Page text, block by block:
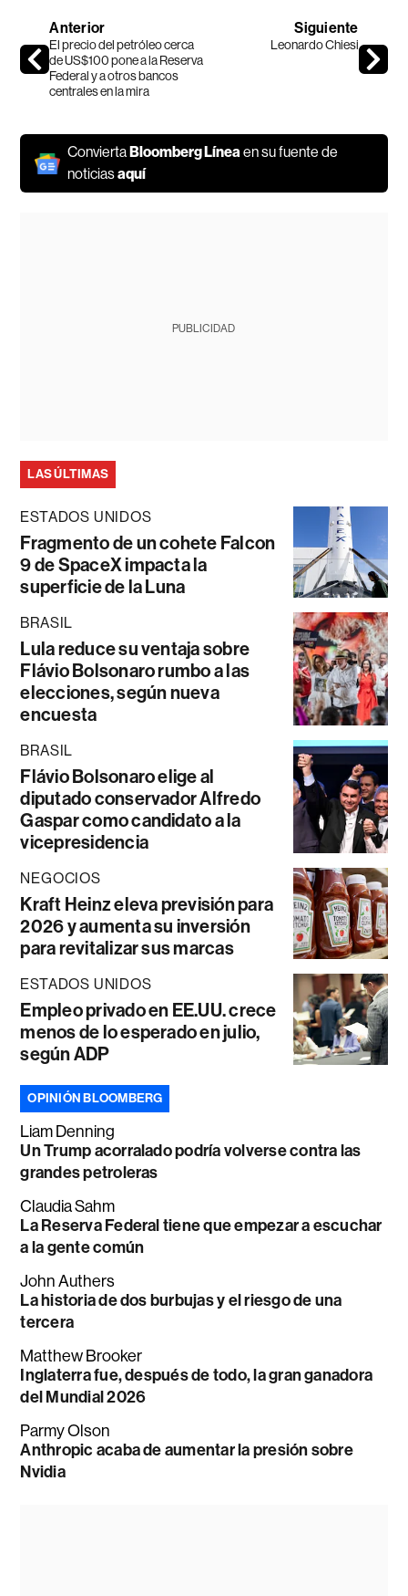
Anterior
El precio del petróleo cerca
de US$100 pone a la Reserva
Federal y a otros bancos
centrales en la mira
Siguiente
Leonardo Chiesi
ConviertaBloomberg Líneaen su fuente de
noticiasaquí
PUBLICIDAD
LAS ÚLTIMAS
ESTADOS UNIDOS
Fragmento de un cohete Falcon
9 de SpaceX impacta la
superficie de la Luna
BRASIL
Lula reduce su ventaja sobre
Flávio Bolsonaro rumbo a las
elecciones, según nueva
encuesta
BRASIL
Flávio Bolsonaro elige al
diputado conservador Alfredo
Gaspar como candidato a la
vicepresidencia
NEGOCIOS
Kraft Heinz eleva previsión para
2026 y aumenta su inversión
para revitalizar sus marcas
ESTADOS UNIDOS
Empleo privado en EE.UU. crece
menos de lo esperado en julio,
según ADP
OPINIÓN BLOOMBERG
Liam Denning
Un Trump acorralado podría volverse contra las
grandes petroleras
Claudia Sahm
La Reserva Federal tiene que empezar a escuchar
a la gente común
John Authers
La historia de dos burbujas y el riesgo de una
tercera
Matthew Brooker
Inglaterra fue, después de todo, la gran ganadora
del Mundial 2026
Parmy Olson
Anthropic acaba de aumentar la presión sobre
Nvidia